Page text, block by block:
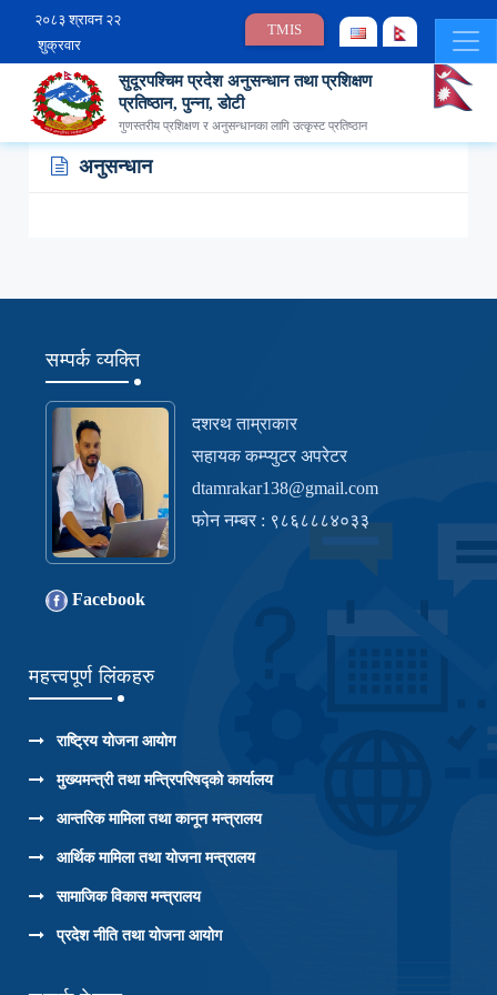
२०८३ श्रावन २२
शुक्रवार
TMIS
सुदूरपश्चिम प्रदेश अनुसन्धान तथा प्रशिक्षण
प्रतिष्ठान, पुन्ना, डोटी
गुणस्तरीय प्रशिक्षण र अनुसन्धानका लागि उत्कृस्ट प्रतिष्ठान
अनुसन्धान
सम्पर्क व्यक्ति
दशरथ ताम्राकार
सहायक कम्प्युटर अपरेटर
dtamrakar138@gmail.com
फोन नम्बर : ९८६८८८४०३३
Facebook
महत्त्वपूर्ण लिंकहरु
राष्ट्रिय योजना आयोग
मुख्यमन्त्री तथा मन्त्रिपरिषद्को कार्यालय
आन्तरिक मामिला तथा कानून मन्त्रालय
आर्थिक मामिला तथा योजना मन्त्रालय
सामाजिक विकास मन्त्रालय
प्रदेश नीति तथा योजना आयोग